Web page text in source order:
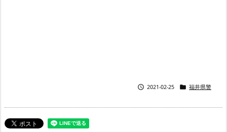
 2021-02-25  福井県警